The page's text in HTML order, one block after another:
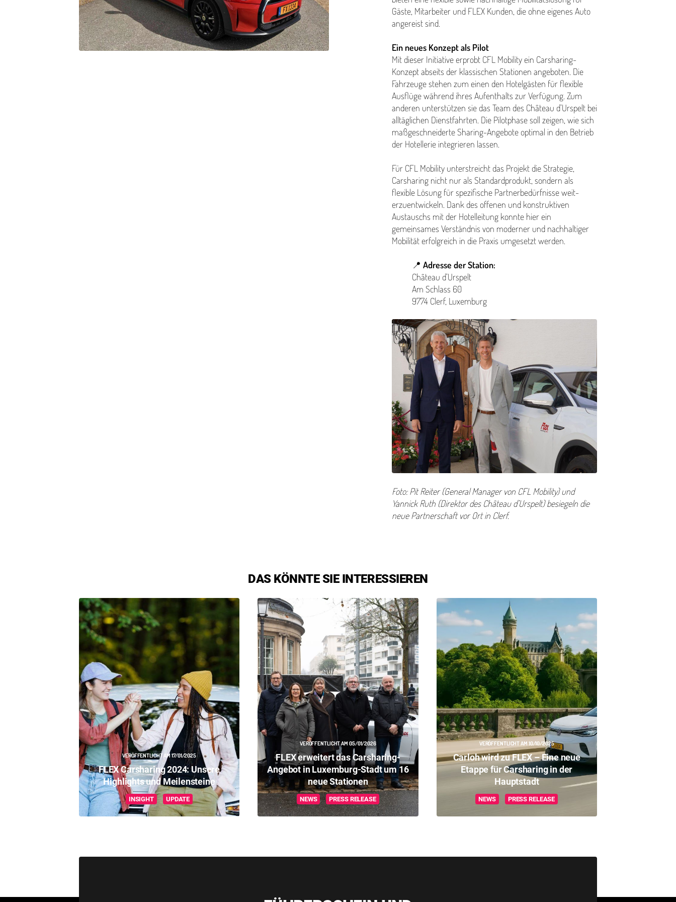
Gäste, Mitarbeiter und FLEX Kunden, die ohne eigenes Auto
angereist sind.
Ein neues Konzept als Pilot
Mit dieser Initiative erprobt CFL Mobility ein Carsharing-
Konzept abseits der klassischen Stationen angeboten. Die
Fahrzeuge stehen zum einen den Hotelgästen für flexible
Ausflüge während ihres Aufenthalts zur Verfügung. Zum
anderen unter­stützen sie das Team des Château d’Urspelt bei
alltäglichen Dien­st­fahrten. Die Pilotphase soll zeigen, wie sich
maßgeschnei­derte Sharing-Angebote optimal in den Betrieb
der Hotellerie integrieren lassen.
Für CFL Mobility unter­stre­icht das Projekt die Strategie,
Carsharing nicht nur als Stan­dard­pro­dukt, sondern als
flexible Lösung für spezifische Part­nerbedürfnisse weit­
erzuen­twick­eln. Dank des offenen und kon­struk­tiv­en
Austauschs mit der Hotelleitung konnte hier ein
gemeinsames Verständnis von moderner und nach­haltiger
Mobilität erfolgreich in die Praxis umgesetzt werden.
📍 Adresse der Station:
Château d’Urspelt
Am Schlass 60
9774 Clerf, Luxemburg
Foto: Pit Reiter (General Manager von CFL Mobility) und
Yannick Ruth (Direktor des Château d’Urspelt) besiegeln die
neue Part­ner­schaft vor Ort in Clerf.
DAS KÖNNTE SIE INTERESSIEREN
VERÖFFENTLICHT AM 17/01/2025
FLEX Carsharing 2024: Unsere
Highlights und Meilensteine
INSIGHT UPDATE
VERÖFFENTLICHT AM 05/01/2026
FLEX erweitert das Carsharing-
Angebot in Luxemburg-Stadt um 16
neue Stationen
NEWS PRESS RELEASE
VERÖFFENTLICHT AM 10/10/2025
Carloh wird zu FLEX – Eine neue
Etappe für Carsharing in der
Hauptstadt
NEWS PRESS RELEASE